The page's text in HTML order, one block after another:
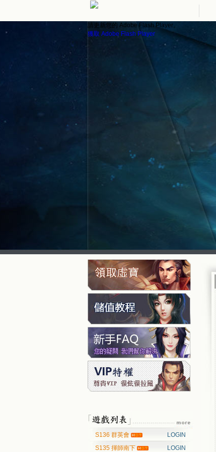
請更新您的 Adobe Flash Player。
獲取 Adobe Flash Player
LOGIN
S136 群英會
LOGIN
S135 揮師南下